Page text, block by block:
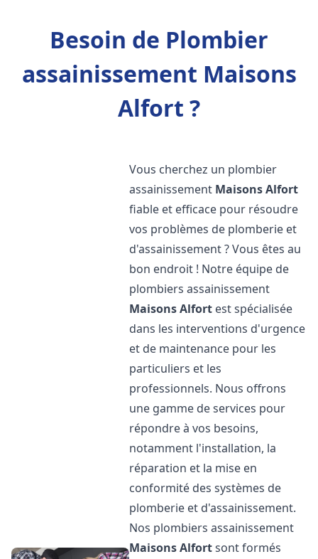
Besoin de Plombier
assainissement Maisons
Alfort ?
Vous cherchez un plombier
assainissement Maisons Alfort
fiable et efficace pour résoudre
vos problèmes de plomberie et
d'assainissement ? Vous êtes au
bon endroit ! Notre équipe de
plombiers assainissement
Maisons Alfort est spécialisée
dans les interventions d'urgence
et de maintenance pour les
particuliers et les
professionnels. Nous offrons
une gamme de services pour
répondre à vos besoins,
notamment l'installation, la
réparation et la mise en
conformité des systèmes de
plomberie et d'assainissement.
Nos plombiers assainissement
Maisons Alfortsont formés